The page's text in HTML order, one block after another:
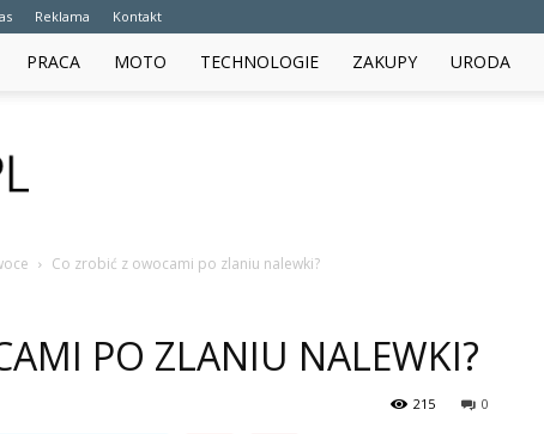
Reklama Kontakt
PRACA MOTO TECHNOLOGIE ZAKUPY URODA
Co zrobić z owocami po zlaniu nalewki?
PO ZLANIU NALEWKI?
0
215